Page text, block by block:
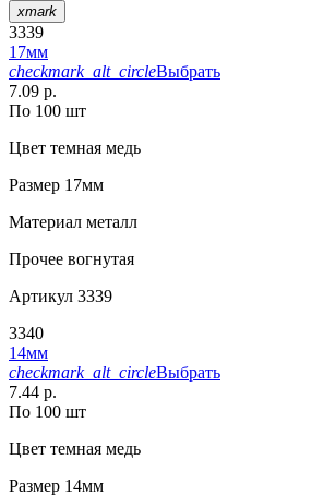
xmark
3339
17мм
checkmark_alt_circleВыбрать
7.09 р.
По 100 шт
Цвет темная медь
Размер 17мм
Материал металл
Прочее вогнутая
Артикул 3339
3340
14мм
checkmark_alt_circleВыбрать
7.44 р.
По 100 шт
Цвет темная медь
Размер 14мм